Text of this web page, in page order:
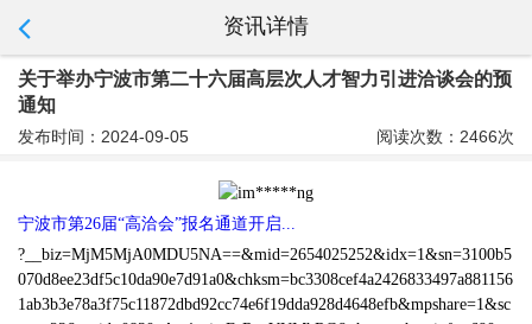
资讯详情
关于举办宁波市第二十六届高层次人才智力引进洽谈会的预
通知
发布时间：2024-09-05 阅读次数：2466次
宁波市第26届“高洽会”报名通道开启...
?__biz=MjM5MjA0MDU5NA==&mid=2654025252&idx=1&sn=3100b5
070d8ee23df5c10da90e7d91a0&chksm=bc3308cef4a2426833497a881156
1ab3b3e78a3f75c11872dbd92cc74e6f19dda928d4648efb&mpshare=1&sc